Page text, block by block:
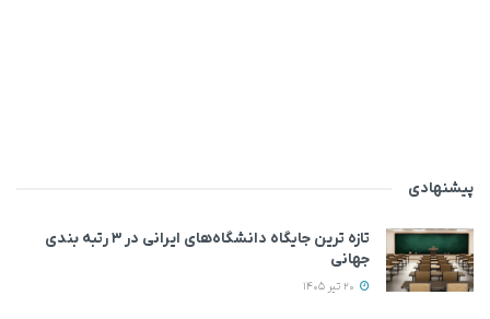
پیشنهادی
تازه ترین جایگاه دانشگاه‌های ایرانی در ۳ رتبه بندی
جهانی